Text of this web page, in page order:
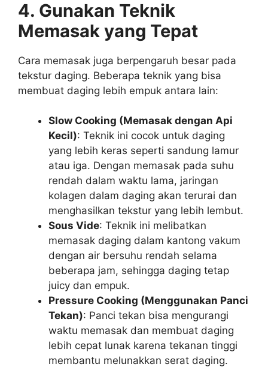
4. Gunakan Teknik
Memasak yang Tepat
Cara memasak juga berpengaruh besar pada
tekstur daging. Beberapa teknik yang bisa
membuat daging lebih empuk antara lain:
Slow Cooking (Memasak dengan Api
Kecil): Teknik ini cocok untuk daging
yang lebih keras seperti sandung lamur
atau iga. Dengan memasak pada suhu
rendah dalam waktu lama, jaringan
kolagen dalam daging akan terurai dan
menghasilkan tekstur yang lebih lembut.
Sous Vide: Teknik ini melibatkan
memasak daging dalam kantong vakum
dengan air bersuhu rendah selama
beberapa jam, sehingga daging tetap
juicy dan empuk.
Pressure Cooking (Menggunakan Panci
Tekan): Panci tekan bisa mengurangi
waktu memasak dan membuat daging
lebih cepat lunak karena tekanan tinggi
membantu melunakkan serat daging.